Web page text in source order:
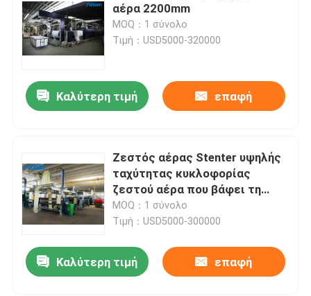
αέρα 2200mm
MOQ：1 σύνολο
Τιμή：USD5000-320000
Καλύτερη τιμή επαφή
Ζεστός αέρας Stenter υψηλής
ταχύτητας κυκλοφορίας
ζεστού αέρα που βάφει τη
μηχανή λήξης για τα σεντόνια
MOQ：1 σύνολο
Τιμή：USD5000-300000
Καλύτερη τιμή επαφή